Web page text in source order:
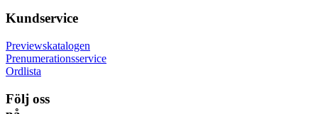
Kundservice
Previewskatalogen
Prenumerationsservice
Ordlista
Följ oss